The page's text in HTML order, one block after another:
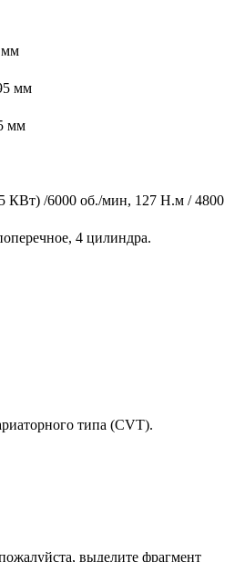
мм
мм
мм
КВт) /6000 об./мин, 127 Н.м / 4800
4 цилиндра.
типа (CVT).
выделите фрагмент